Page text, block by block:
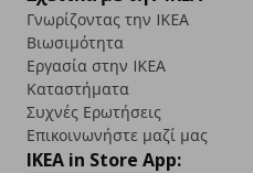
Γνωρίζοντας την IKEA
Βιωσιμότητα
Εργασία στην IKEA
Καταστήματα
Συχνές Ερωτήσεις
Επικοινωνήστε μαζί μας
IKEA in Store App: